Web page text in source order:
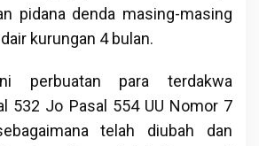
pidana denda masing-masing
kurungan 4 bulan.
perbuatan para terdakwa
532 Jo Pasal 554 UU Nomor 7
telah diubah dan